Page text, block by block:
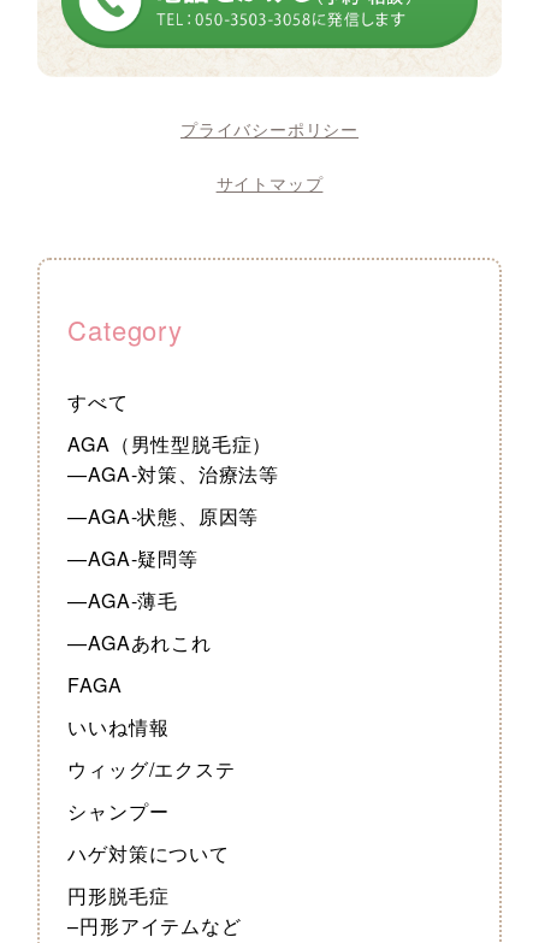
プライバシーポリシー
サイトマップ
Category
すべて
AGA（男性型脱毛症）
—AGA-対策、治療法等
—AGA-状態、原因等
—AGA-疑問等
—AGA-薄毛
—AGAあれこれ
FAGA
いいね情報
ウィッグ/エクステ
シャンプー
ハゲ対策について
円形脱毛症
–円形アイテムなど